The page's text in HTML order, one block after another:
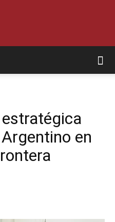
SEMANARIO
JUJUY
en